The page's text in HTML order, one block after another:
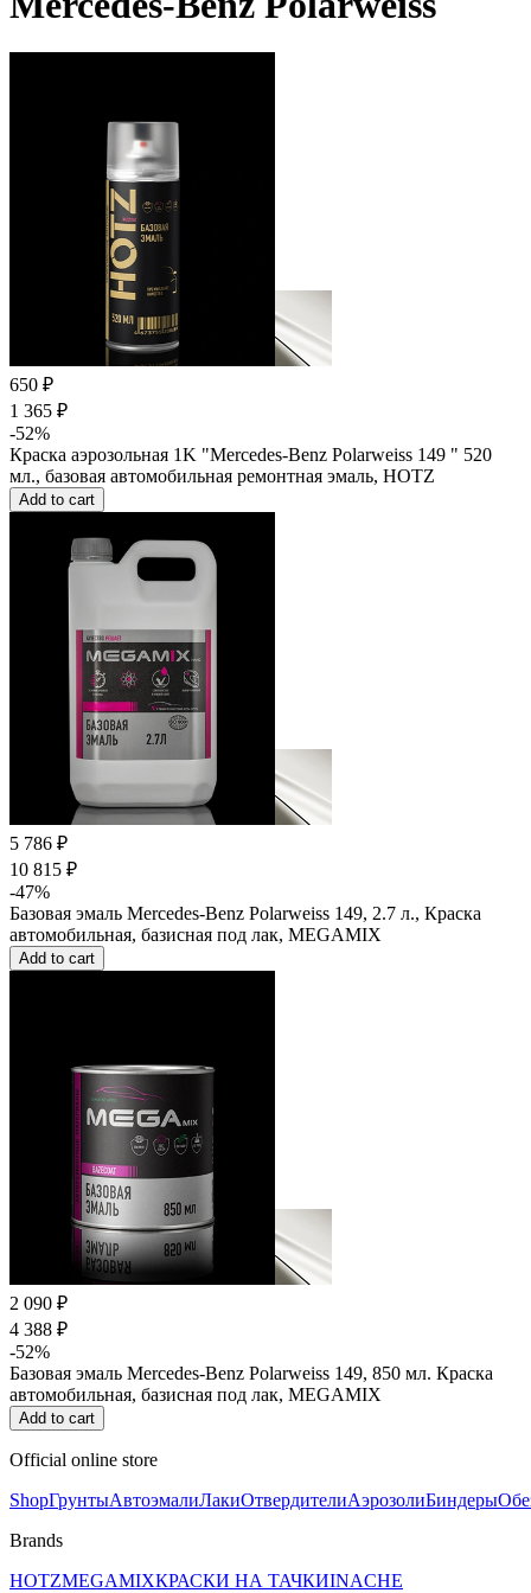
650 ₽
1 365 ₽
-52%
Краска аэрозольная 1K "Mercedes-Benz Polarweiss 149 " 520
мл., базовая автомобильная ремонтная эмаль, HOTZ
Add to cart
5 786 ₽
10 815 ₽
-47%
Базовая эмаль Mercedes-Benz Polarweiss 149, 2.7 л., Краска
автомобильная, базисная под лак, MEGAMIX
Add to cart
2 090 ₽
4 388 ₽
-52%
Базовая эмаль Mercedes-Benz Polarweiss 149, 850 мл. Краска
автомобильная, базисная под лак, MEGAMIX
Add to cart
Official online store
ShopГрунтыАвтоэмалиЛакиОтвердителиАэрозолиБиндеры
Brands
HOTZMEGAMIXКРАСКИ НА ТАЧКИINACHE